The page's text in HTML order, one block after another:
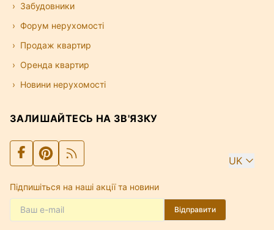
Забудовники
Форум нерухомості
Продаж квартир
Оренда квартир
Новини нерухомості
ЗАЛИШАЙТЕСЬ НА ЗВ'ЯЗКУ
UK
Підпишіться на наші акції та новини
Відправити